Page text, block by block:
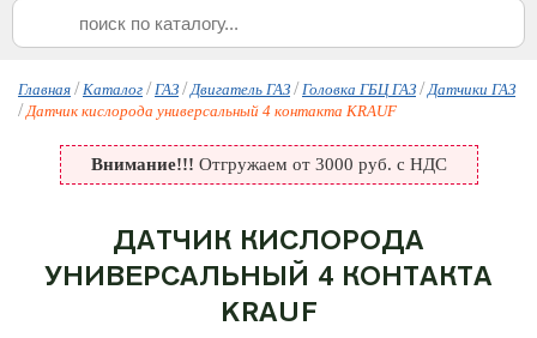
Главная / Каталог / ГАЗ / Двигатель ГАЗ / Головка ГБЦ ГАЗ / Датчики ГАЗ
/ Датчик кислорода универсальный 4 контакта KRAUF
Внимание!!! Отгружаем от 3000 руб. с НДС
ДАТЧИК КИСЛОРОДА
УНИВЕРСАЛЬНЫЙ 4 КОНТАКТА
KRAUF